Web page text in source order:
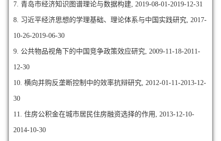
7. 青岛市经济知识图谱理论与数据构建, 2019-08-01-2019-12-31
8. 习近平经济思想的学理基础、理论体系与中国实践研究, 2017-
10-26-2019-06-30
9. 公共物品视角下的中国竞争政策效应研究, 2009-11-18-2011-
12-30
10. 横向并购反垄断控制中的效率抗辩研究, 2012-01-11-2013-12-
30
11. 住房公积金在城市居民住房融资选择的作用, 2013-12-10-
2014-10-30